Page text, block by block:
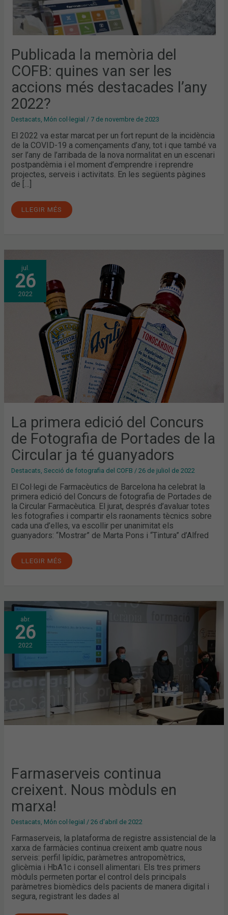
Publicada la memòria del
COFB: quines van ser les
accions més destacades l’any
2022?
Destacats, Món col·legial / 7 de novembre de 2023
El 2022 va estar marcat per un fort repunt de la incidència
de la COVID-19 a començaments d’any, tot i que també va
ser l’any de l’arribada de la nova normalitat en un escenari
postpandèmia i el moment d’emprendre i reprendre
projectes, serveis i activitats. En les següents pàgines
de […]
LLEGIR MÉS
jul.
26
2022
La primera edició del Concurs
de Fotografia de Portades de la
Circular ja té guanyadors
Destacats,Secció de fotografia del COFB /26 de juliol de 2022
El Col·legi de Farmacèutics de Barcelona ha celebrat la
primera edició del Concurs de fotografia de Portades de
la Circular Farmacèutica. El jurat, després d’avaluar totes
les fotografies i compartir els raonaments tècnics sobre
cada una d’elles, va escollir per unanimitat els
guanyadors: “Mostrar” de Marta Pons i “Tintura” d’Alfred
LA
PRIMERA
EDICIÓ
DEL
CONCURS
DE
FOTOGRAFIA
PORTADES
CIRCULAR
GUANYADORS
LLEGIR MÉS
abr.
26
2022
Farmaserveis continua
creixent. Nous mòduls en
marxa!
Destacats Món col·legial /26 d'abril de 2022
Farmaserveis, la plataforma de registre assistencial de la
xarxa de farmàcies continua creixent amb quatre nous
serveis: perfil lipídic, paràmetres antropomètrics,
glicèmia i HbA1c i consell alimentari. Els tres primers
mòduls permeten portar el control dels principals
paràmetres biomèdics dels pacients de manera digital i
segura, registrant les dades al
FARMASERVEIS
CONTINUA
CREIXENT.
NOUS
MÒDULS
EN
MARXA!